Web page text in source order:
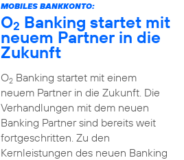
MOBILES BANKKONTO:
O2 Banking startet mit
neuem Partner in die
Zukunft
O2Banking startet mit einem
neuem Partner in die Zukunft. Die
Verhandlungen mit dem neuen
Banking Partner sind bereits weit
fortgeschritten. Zu den
Kernleistungen des neuen Banking